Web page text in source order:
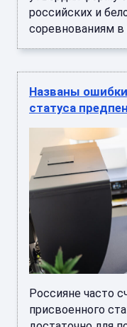
российских и
соревнованиям в
Названы
статуса
Россияне часто
присвоенного